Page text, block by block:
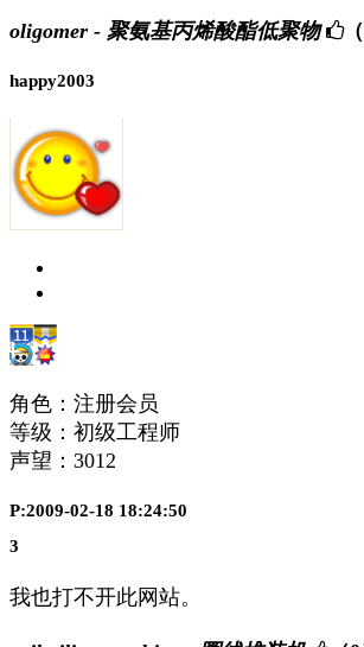
oligomer - 聚氨基丙烯酸酯低聚物 （
happy2003
角色：注册会员
等级：初级工程师
声望： 3012
P:2009-02-18 18:24:50
3
我也打不开此网站。